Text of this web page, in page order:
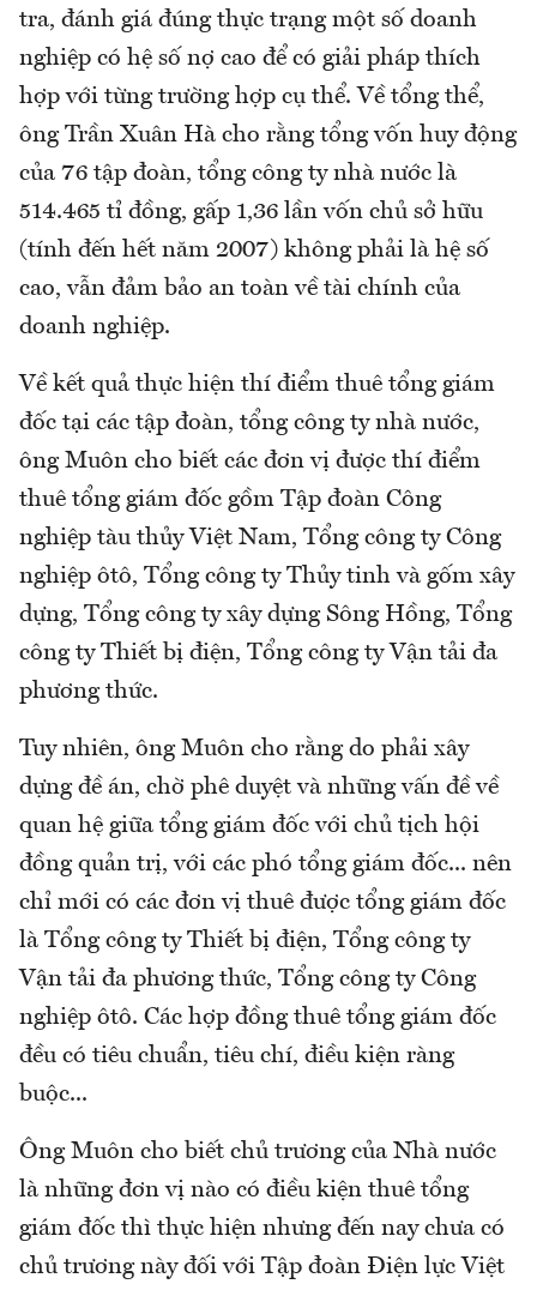
tra, đánh giá đúng thực trạng một số doanh
nghiệp có hệ số nợ cao để có giải pháp thích
hợp với từng trường hợp cụ thể. Về tổng thể,
ông Trần Xuân Hà cho rằng tổng vốn huy động
của 76 tập đoàn, tổng công ty nhà nước là
514.465 tỉ đồng, gấp 1,36 lần vốn chủ sở hữu
(tính đến hết năm 2007) không phải là hệ số
cao, vẫn đảm bảo an toàn về tài chính của
doanh nghiệp.
Về kết quả thực hiện thí điểm thuê tổng giám
đốc tại các tập đoàn, tổng công ty nhà nước,
ông Muôn cho biết các đơn vị được thí điểm
thuê tổng giám đốc gồm Tập đoàn Công
nghiệp tàu thủy Việt Nam, Tổng công ty Công
nghiệp ôtô, Tổng công ty Thủy tinh và gốm xây
dựng, Tổng công ty xây dựng Sông Hồng, Tổng
công ty Thiết bị điện, Tổng công ty Vận tải đa
phương thức.
Tuy nhiên, ông Muôn cho rằng do phải xây
dựng đề án, chờ phê duyệt và những vấn đề về
quan hệ giữa tổng giám đốc với chủ tịch hội
đồng quản trị, với các phó tổng giám đốc... nên
chỉ mới có các đơn vị thuê được tổng giám đốc
là Tổng công ty Thiết bị điện, Tổng công ty
Vận tải đa phương thức, Tổng công ty Công
nghiệp ôtô. Các hợp đồng thuê tổng giám đốc
đều có tiêu chuẩn, tiêu chí, điều kiện ràng
buộc...
Ông Muôn cho biết chủ trương của Nhà nước
là những đơn vị nào có điều kiện thuê tổng
giám đốc thì thực hiện nhưng đến nay chưa có
chủ trương này đối với Tập đoàn Điện lực Việt